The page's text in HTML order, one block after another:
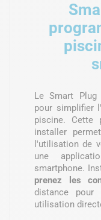
Le Smart
pour simplifier
piscine. Cette
installer
l'utilisation de
une
smartphone.
prenez les
distance
utilisation